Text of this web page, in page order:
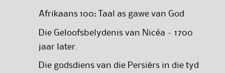
Afrikaans 100: Taal as gawe van God
Die Geloofsbelydenis van Nicéa – 1700
jaar later.
Die godsdiens van die Persiërs in die tyd